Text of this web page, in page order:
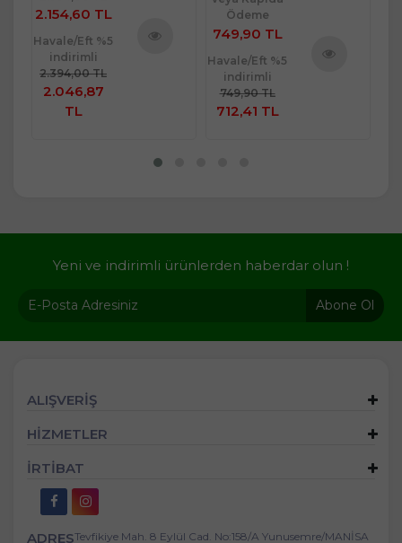
2.154,60 TL
Havale/Eft %5
indirimli
2.394,00 TL
2.046,87
TL
Ödeme
749,90 TL
Havale/Eft %5
indirimli
749,90 TL
712,41 TL
Yeni ve indirimli ürünlerden haberdar olun !
Abone Ol
ALIŞVERİŞ
HİZMETLER
İRTİBAT
ADRESTevfikiye Mah. 8 Eylül Cad. No:158/A Yunusemre/MANİSA